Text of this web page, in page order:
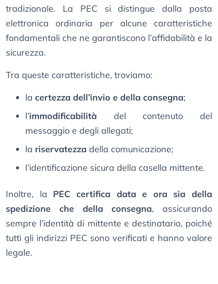
tradizionale. La PEC si distingue dalla posta
elettronica ordinaria per alcune caratteristiche
fondamentali che ne garantiscono l’affidabilità e la
sicurezza.
Tra queste caratteristiche, troviamo:
la certezza dell’invio e della consegna;
l’immodificabilità del contenuto del
messaggio e degli allegati;
la riservatezza della comunicazione;
l’identificazione sicura della casella mittente.
Inoltre, la PEC certifica data e ora sia della
spedizione che della consegna, assicurando
sempre l’identità di mittente e destinatario, poiché
tutti gli indirizzi PEC sono verificati e hanno valore
legale.